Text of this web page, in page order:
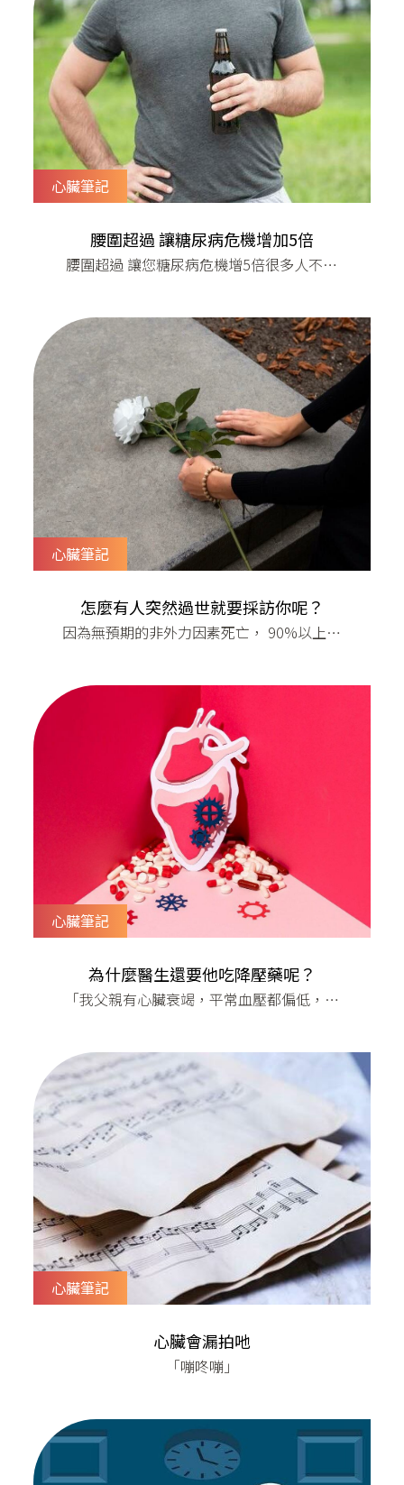
心臟筆記
腰圍超過 讓糖尿病危機增加5倍
腰圍超過 讓您糖尿病危機增5倍​很多人不知
得不甜呀其實問題在肚子老是坐著、運動不
足、飲食習慣不好、還有超過40歲的人，常
常會有個小肚子。以前我們覺得沒有什麼，
但現在發現腹腔裡面的油脂是糖尿病的元
凶！ 而且您摸得到的鬆軟肚皮是皮下脂肪，
真的造成危害的是摸不到的深
心臟筆記
怎麼有人突然過世就要採訪你呢？
因為無預期的非外力因素死亡， 90%以上是
不過好像都是猝死的事件呢！」​對啊，連我
們的同事都在關心了，為什麼我老是常常去
做這種觸霉頭的事情呢？​因為人的身體是精
密設計的，每天都會好好運轉，疾病要奪去
我們的生命需要一點時間，而人類也會搏鬥
求生 唯
心臟筆記
為什麼醫生還要他吃降壓藥呢？
「我父親有心臟衰竭，平常血壓都偏低，為
患者，因為心肌收縮力不夠，推送到周邊血
管的血流量下降，會造成血壓偏低的情況。
而心臟衰竭患者需要使用利尿劑或一些保護
心臟用藥，也有血壓降低的副作用，會導致
患者疲憊和頭暈的不舒服。​目前心臟衰竭常
用藥包括：利尿劑⏩️ 體內
心臟筆記
心臟會漏拍吔
「嘣咚嘣」